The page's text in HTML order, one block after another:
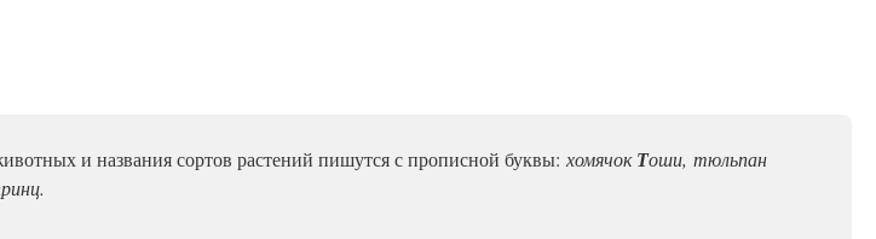
и названия сортов растений пишутся с прописной буквы: хомячокТоши, тюльпан